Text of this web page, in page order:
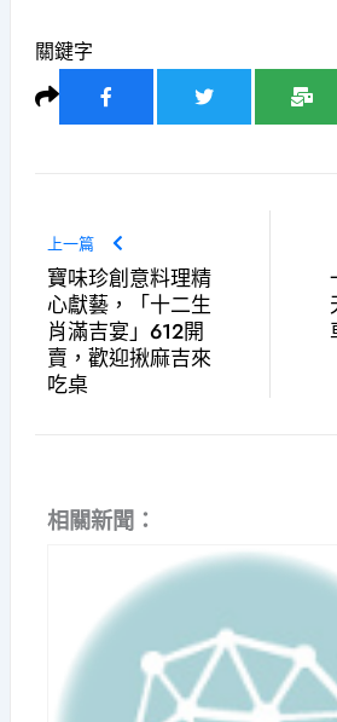
關鍵字
上一篇
寶味珍創意料理精
心獻藝，「十二生
肖滿吉宴」612開
賣，歡迎揪麻吉來
吃桌
相關新聞：